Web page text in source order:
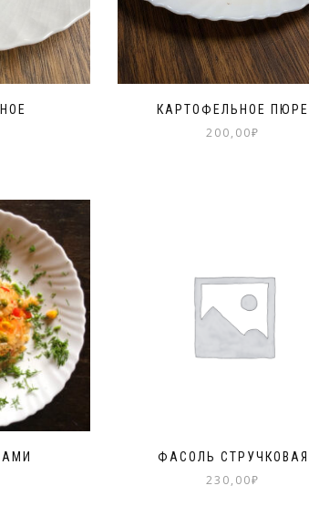
КАРТОФЕЛЬНОЕ ПЮРЕ
200,00₽
ФАСОЛЬ СТРУЧКОВАЯ
230,00₽